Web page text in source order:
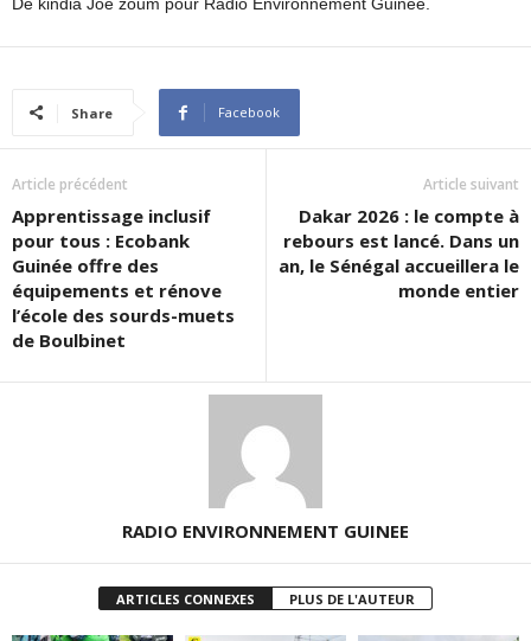
Share Facebook
Article précédent
Apprentissage inclusif
pour tous : Ecobank
Guinée offre des
équipements et rénove
l’école des sourds-muets
de Boulbinet
Article suivant
Dakar 2026 : le compte à
rebours est lancé. Dans un
an, le Sénégal accueillera le
monde entier
RADIO ENVIRONNEMENT GUINEE
ARTICLES CONNEXES PLUS DE L'AUTEUR